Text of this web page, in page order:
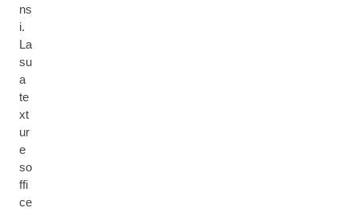
ns
i.
La
su
a
te
xt
ur
e
so
ffi
ce